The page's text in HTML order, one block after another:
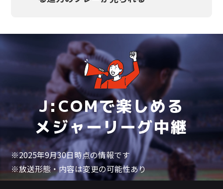
J:COMで楽しめる
メジャーリーグ中継
※2025年9月30日時点の情報です
※放送形態・内容は変更の可能性あり